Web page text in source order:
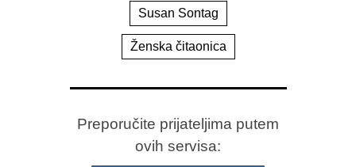
Susan Sontag
Ženska čitaonica
Preporučite prijateljima putem
ovih servisa: